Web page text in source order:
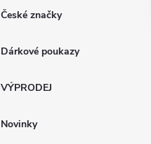
České značky
Dárkové poukazy
VÝPRODEJ
Novinky